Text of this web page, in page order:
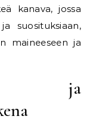
kanava, jossa
suosituksiaan,
maineeseen ja
ja